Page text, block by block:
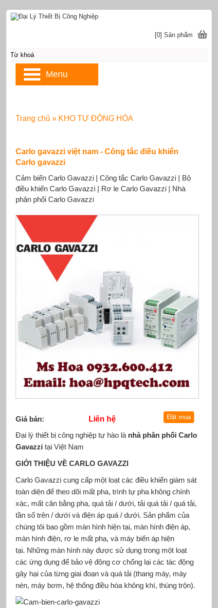
Carlo gavazzi việt nam - Công tắc điều khiển
Carlo gavazzi
Cảm biến Carlo Gavazzi | Công tắc Carlo Gavazzi | Bộ
điều khiển Carlo Gavazzi | Rơ le Carlo Gavazzi | Nhà
phân phối Carlo Gavazzi
Giá bán:
Liên hệ
Đại lý thiết bị công nghiệp tự hào là nhà phân phối Carlo
Gavazzi tại Việt Nam
GIỚI THIỆU VỀ CARLO GAVAZZI
Carlo Gavazzi cung cấp một loạt các điều khiển giám sát
toàn diện để theo dõi mất pha, trình tự pha không chính
xác, mất cân bằng pha, quá tải / dưới, tải quá tải / quá tải,
tần số trên / dưới và điện áp quá / dưới. Sản phẩm của
chúng tôi bao gồm màn hình hiện tại, màn hình điện áp,
màn hình điện, rơ le mất pha, và máy biến áp hiện
tại. Những màn hình này được sử dụng trong một loạt
các ứng dụng để bảo vệ động cơ chống lại các tác động
gây hại của từng giai đoạn và quá tải (thang máy, máy
nén, máy bơm, hệ thống điều hòa không khí, thùng trộn).
Trang chủ » KHO TỰ ĐỘNG HÓA
[0] Sản phẩm
Menu